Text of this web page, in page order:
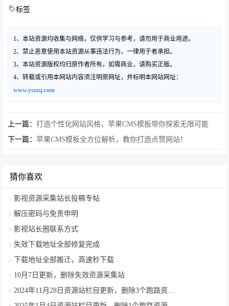
标签
1、本站资源均收集与网络，仅供学习与参考，请勿用于商业用途。
2、禁止恶意使用本站资源从事违法行为，一律用于者承担。
3、本站资源版权均归原作者所有，如需商业，请购买正版。
4、转载或引用本网站内容须注明原网址，并标明本网站网址：
www.yszzq.com
上一篇：打造个性化网站风格，苹果CMS模板带你探索无限可能
下一篇：苹果CMS模板全方位解析，教你打造点赞网站！
猜你喜欢
影视资源采集站长投稿专帖
解压密码与免责申明
影视站长圈联系方式
失效下载地址全部修复完成
下载地址全部搬迁，高速秒下载
10月7日更新，删除失效资源采集站